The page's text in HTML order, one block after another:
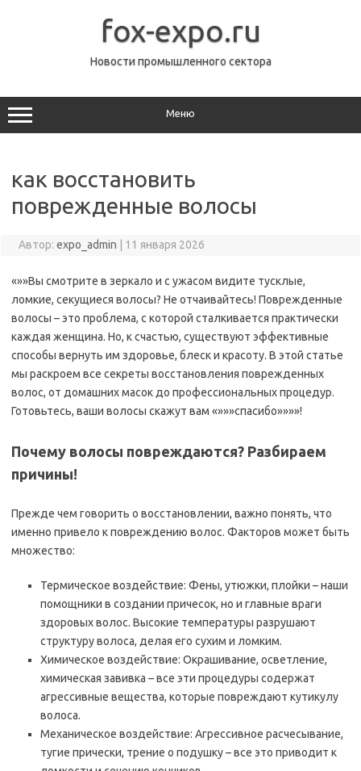
fox-expo.ru
Новости промышленного сектора
Меню
как восстановить
поврежденные волосы
Автор: expo_admin 11 января 2026
«»»Вы смотрите в зеркало и с ужасом видите тусклые,
ломкие, секущиеся волосы? Не отчаивайтесь! Поврежденные
волосы – это проблема, с которой сталкивается практически
каждая женщина. Но, к счастью, существуют эффективные
способы вернуть им здоровье, блеск и красоту. В этой статье
мы раскроем все секреты восстановления поврежденных
волос, от домашних масок до профессиональных процедур.
Готовьтесь, ваши волосы скажут вам «»»»спасибо»»»»!
Почему волосы повреждаются? Разбираем
причины!
Прежде чем говорить о восстановлении, важно понять, что
именно привело к повреждению волос. Факторов может быть
множество:
Термическое воздействие: Фены, утюжки, плойки – наши
помощники в создании причесок, но и главные враги
здоровых волос. Высокие температуры разрушают
структуру волоса, делая его сухим и ломким.
Химическое воздействие: Окрашивание, осветление,
химическая завивка – все эти процедуры содержат
агрессивные вещества, которые повреждают кутикулу
волоса.
Механическое воздействие: Агрессивное расчесывание,
тугие прически, трение о подушку – все это приводит к